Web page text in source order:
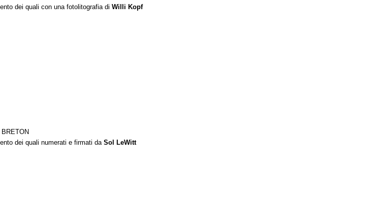
dei quali con una fotolitografia di Willi Kopf
dei quali numerati e firmati daSol LeWitt